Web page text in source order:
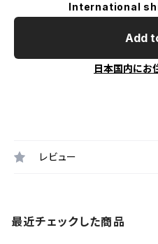
International
Add
日本国内にお
レビュー
最近チェックした商品